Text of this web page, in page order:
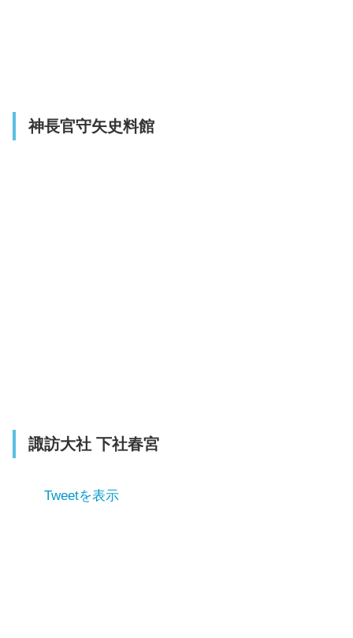
神長官守矢史料館
諏訪大社 下社春宮
Tweetを表示